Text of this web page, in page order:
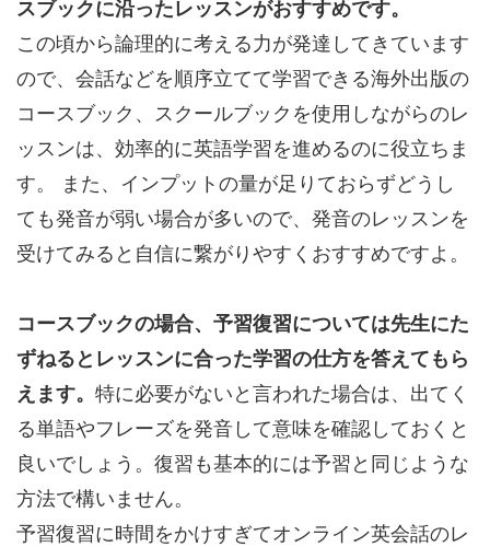
スブックに沿ったレッスンがおすすめです。
この頃から論理的に考える力が発達してきています
ので、会話などを順序立てて学習できる海外出版の
コースブック、スクールブックを使用しながらのレ
ッスンは、効率的に英語学習を進めるのに役立ちま
す。 また、インプットの量が足りておらずどうし
ても発音が弱い場合が多いので、発音のレッスンを
受けてみると自信に繋がりやすくおすすめですよ。
コースブックの場合、予習復習については先生にた
ずねるとレッスンに合った学習の仕方を答えてもら
えます。 特に必要がないと言われた場合は、出てく
る単語やフレーズを発音して意味を確認しておくと
良いでしょう。復習も基本的には予習と同じような
方法で構いません。
予習復習に時間をかけすぎてオンライン英会話のレ